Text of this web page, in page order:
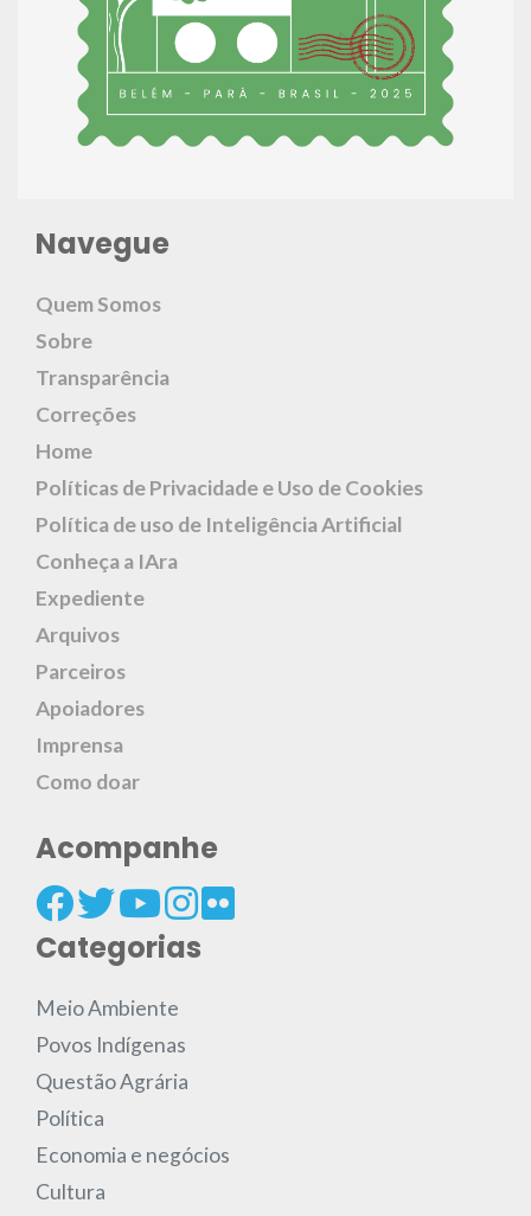
Navegue
Quem Somos
Sobre
Transparência
Correções
Home
Políticas de Privacidade e Uso de Cookies
Política de uso de Inteligência Artificial
Conheça a IAra
Expediente
Arquivos
Parceiros
Apoiadores
Imprensa
Como doar
Acompanhe
Categorias
Meio Ambiente
Povos Indígenas
Questão Agrária
Política
Economia e negócios
Cultura